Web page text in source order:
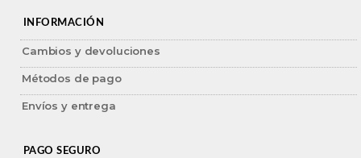
INFORMACIÓN
Cambios y devoluciones
Métodos de pago
Envíos y entrega
PAGO SEGURO